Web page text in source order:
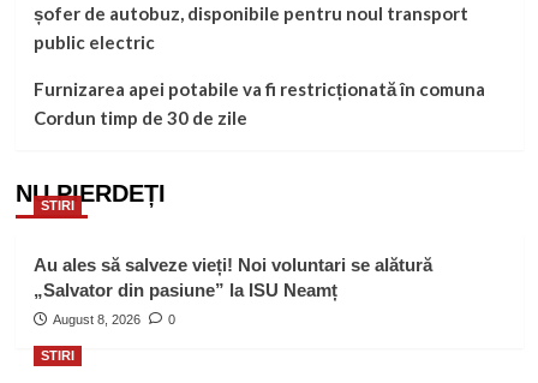
șofer de autobuz, disponibile pentru noul transport
public electric
Furnizarea apei potabile va fi restricționată în comuna
Cordun timp de 30 de zile
NU PIERDEȚI
STIRI
Au ales să salveze vieți! Noi voluntari se alătură
„Salvator din pasiune” la ISU Neamț
August 8, 2026 0
STIRI